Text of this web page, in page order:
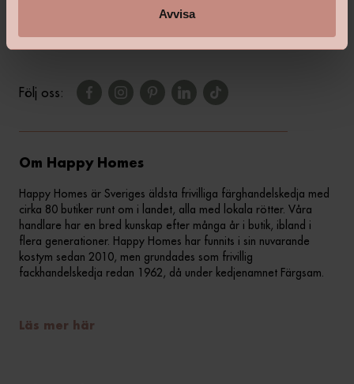
Avvisa
Följ oss:
Om Happy Homes
Happy Homes är Sveriges äldsta frivilliga färghandelskedja med
cirka 80 butiker runt om i landet, alla med lokala rötter. Våra
handlare har en bred kunskap efter många år i butik, ibland i
flera generationer. Happy Homes har funnits i sin nuvarande
kostym sedan 2010, men grundades som frivillig
fackhandelskedja redan 1962, då under kedjenamnet Färgsam.
Läs mer här